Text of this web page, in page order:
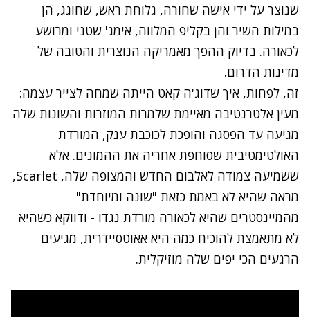
שנוצר על ידי אישה שחורה, גלוחת ראש, שחוגג, הן
במילות השיר והן בקליפ המלווה, אימג' שטני ומרושע
לכאורה. בדיוק ההפך מאמריקה הנוצרית והטובה של
מדינות הדרום.
זה, לפחות, איך שדוג'ה קאט הייתה שמחה לצייר עצמה:
מעין אלטרנטיבה מאיימת שלמרות המוזרות והשונות שלה
מגיעה עד הפסגה והופכת לכוכבת ענק, המורדת
האולטימטיבית שסוחפת אחריה את ההמונים. אלא
ששמיעה צמודה לאלבום החדש והמצופה שלה, Scarlet,
מראה שהיא לא באמת כזאת "שונה ומיוחדת"
מהמיינסטרים שהיא לכאורה מורדת נגדו - ודווקא כשהיא
לא מתאמצת להוכיח כמה היא אאוטסיידרית, מגיעים
הרגעים הכי יפים שלה מוזיקלית.